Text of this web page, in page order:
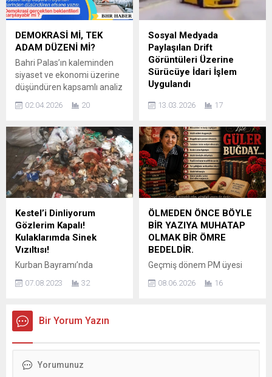
Kariyer Fuarı’na katıldı.
Yoğun ilginin yaşandığı
fuarda açılan jandarma
standı, öğrenciler ve
boyunca büyük dikkat gördü.
Kamu kurumları,...
gönüllerimizin
vazgeçilmezleri bu sefer biz
anneler sözümüzü tutacak
ve 14 Mayısta faşizme son
vereceğiz. Bu söz yürekten
ve hissedilerek, inanılarak
söylenmiştir. Çünkü bu
sözler fantezi değildir…
Ben...
DEMOKRASİ Mİ, TEK
ADAM DÜZENİ Mİ?
Bahri Palas’ın kaleminden
siyaset ve ekonomi üzerine
düşündüren kapsamlı analiz
yakından tanıdığı isimlerden
yalnızca rakamların diliyle
değil; aynı zamanda
toplumsal ve siyasal
analizleriyle de dikkat çeken
bir kalem olarak öne çıkıyor.
Yazılı medyada “bilge
kalem” olarak anılan Palas,
araştırmacı gazeteci
kimliğiyle gündeme dair
meseleleri...
02.04.2026 20
Sosyal Medyada
Paylaşılan Drift
Görüntüleri Üzerine
Sürücüye İdari İşlem
Uygulandı
Komutanlığı’na bağlı Siber
Müdürlüğü ekiplerince
yürütülen sanal devriye
faaliyetleri kapsamında,
sosyal medya
platformlarında yapılan
paylaşımlar titizlikle
incelenmeye devam ediyor.
Bu kapsamda
gerçekleştirilen çalışmalar
sırasında, Bursa’nın İnegöl
sürücüsünün trafik
güvenliğini tehlikeye
13.03.2026 17
Kestel’i Dinliyorum
Gözlerim Kapalı!
Kulaklarımda Sinek
Vızıltısı!
Kurban Bayramı’nda
Yıldırım’da bilbordlara
kutlama mesajı veren Kestel
Belediye Başkanı Önder
ile anılıyor! Geçtiğimiz
07.08.2023 32
ÖLMEDEN ÖNCE BÖYLE
BİR YAZIYA MUHATAP
OLMAK BİR ÖMRE
BEDELDİR.
Geçmiş dönem PM üyesi
Tabiki böyle bir yazıyı
08.06.2026 16
Bir Yorum Yazın